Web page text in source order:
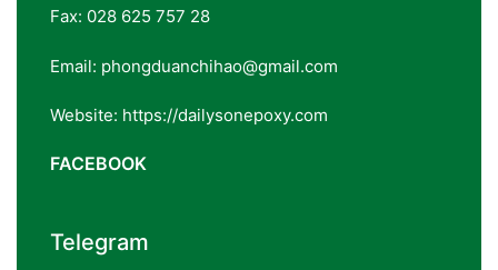
Fax: 028 625 757 28
Email: phongduanchihao@gmail.com
Website: https://dailysonepoxy.com
FACEBOOK
Telegram